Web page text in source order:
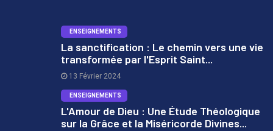
ENSEIGNEMENTS
La sanctification : Le chemin vers une vie
transformée par l'Esprit Saint...
13 Février 2024
ENSEIGNEMENTS
L'Amour de Dieu : Une Étude Théologique
sur la Grâce et la Miséricorde Divines...